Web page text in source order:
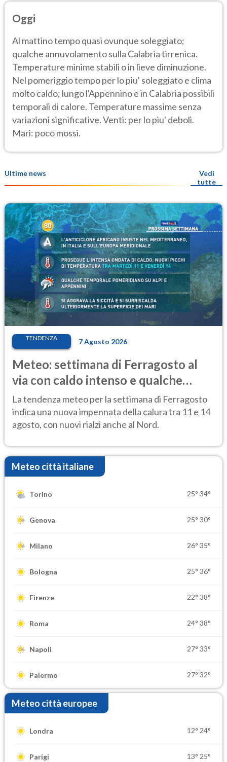
Oggi
Al mattino tempo quasi ovunque soleggiato;
qualche annuvolamento sulla Calabria tirrenica.
Temperature minime stabili o in lieve diminuzione.
Nel pomeriggio tempo per lo piu' soleggiato e clima
molto caldo; lungo l'Appennino e in Calabria possibili
temporali di calore. Temperature massime senza
variazioni significative. Venti: per lo piu' deboli.
Mari: poco mossi.
Ultime news
Vedi
tutte
TENDENZA 7 Agosto 2026
Meteo: settimana di Ferragosto al
via con caldo intenso e qualche
temporale
La tendenza meteo per la settimana di Ferragosto
indica una nuova impennata della calura tra 11 e 14
agosto, con nuovi rialzi anche al Nord.
Meteo città italiane
Torino 25° 34°
Genova 25° 30°
Milano 26° 35°
Bologna 25° 36°
Firenze 22° 38°
Roma 24° 38°
Napoli 27° 33°
Palermo 27° 32°
Meteo città europee
Londra 12° 24°
Parigi 13° 25°